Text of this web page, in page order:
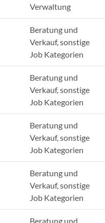
Verwaltung
Beratung und
Verkauf, sonstige
Job Kategorien
Beratung und
Verkauf, sonstige
Job Kategorien
Beratung und
Verkauf, sonstige
Job Kategorien
Beratung und
Verkauf, sonstige
Job Kategorien
Beratung und